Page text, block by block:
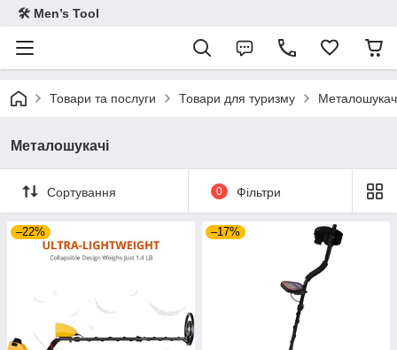
🛠 Men’s Tool
Товари та послуги Товари для туризму
Металошукачі
Сортування 0 Фільтри
–22% –17%